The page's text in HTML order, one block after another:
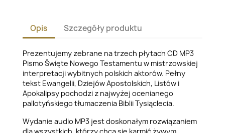
Opis Szczegóły produktu
Prezentujemy zebrane na trzech płytach CD MP3
Pismo Święte Nowego Testamentu w mistrzowskiej
interpretacji wybitnych polskich aktorów. Pełny
tekst Ewangelii, Dziejów Apostolskich, Listów i
Apokalipsy pochodzi z najwyżej ocenianego
pallotyńskiego tłumaczenia Biblii Tysiąclecia.
Wydanie audio MP3 jest doskonałym rozwiązaniem